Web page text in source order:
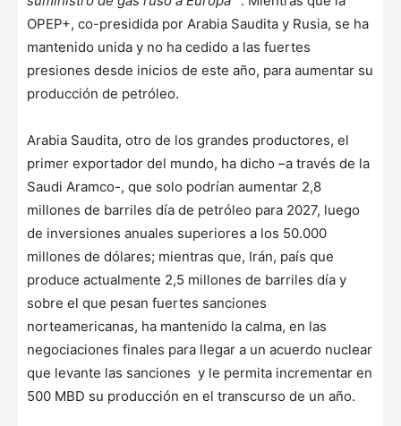
OPEP+, co-presidida por Arabia Saudita y Rusia, se ha
mantenido unida y no ha cedido a las fuertes
presiones desde inicios de este año, para aumentar su
producción de petróleo.
Arabia Saudita, otro de los grandes productores, el
primer exportador del mundo, ha dicho –a través de la
Saudi Aramco-, que solo podrían aumentar 2,8
millones de barriles día de petróleo para 2027, luego
de inversiones anuales superiores a los 50.000
millones de dólares; mientras que, Irán, país que
produce actualmente 2,5 millones de barriles día y
sobre el que pesan fuertes sanciones
norteamericanas, ha mantenido la calma, en las
negociaciones finales para llegar a un acuerdo nuclear
que levante las sanciones y le permita incrementar en
500 MBD su producción en el transcurso de un año.